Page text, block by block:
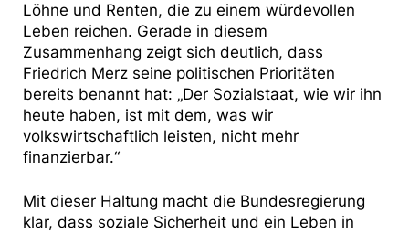
Löhne und Renten, die zu einem würdevollen
Leben reichen. Gerade in diesem
Zusammenhang zeigt sich deutlich, dass
Friedrich Merz seine politischen Prioritäten
bereits benannt hat: „Der Sozialstaat, wie wir ihn
heute haben, ist mit dem, was wir
volkswirtschaftlich leisten, nicht mehr
finanzierbar.“
Mit dieser Haltung macht die Bundesregierung
klar, dass soziale Sicherheit und ein Leben in